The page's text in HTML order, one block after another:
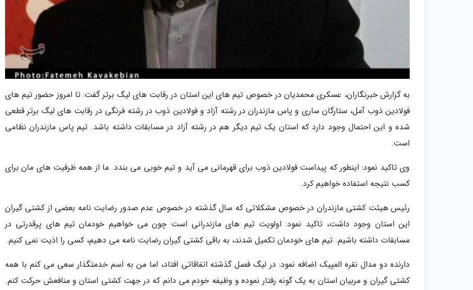
به گزارش خبرنگاران، عسکری محمدیان در خصوص تیم های این استان در رقابت های لیگ برتر گفت: تا امروز حضور تیم های
فولادین ذوب آمل، ستارگان ساری و پاس مازندران در رشته آزاد و فولادین ذوب در رشته فرنگی در رقابت های لیگ برتر قطعی
شده و این احتمال وجود دارد که استان یک تیم دیگر هم در رشته آزاد در مسابقات داشته باشد. تیم پاس مازندران نظامی
است.
وی تاکید نمود: اینطور که پیداست فولادین ذوب برای قهرمانی می آید و تیم خوبی می بندد. ما از همه ظرفیت های مان برای
کسب نتیجه استفاده خواهیم کرد.
رئیس هیئت کشتی مازندران در خصوص مشکلاتی که سال گذشته در خصوص عدم صدور رضایت نامه بعضی از کشتی گیران
این استان وجود داشت، تاکید نمود: اولویت تیم های مازندرانی است چون می خواهیم خودمان تیم های پرقدرتی در
مسابقات داشته باشیم. تیم های خودمان تکمیل شدند، به باقی کشتی گیران رضایت نامه می دهیم، کسی را اذیت نمی کنیم.
دارنده دو مدال نقره المپیک اضافه نمود: در لیگ فصل گذشته اتفاقاتی افتاد، اما من به اسم خدمتگذار سعی می کنم با همه
کشتی گیران و مربیان استان به یک گونه رفتار نموده و وظیفه خودم می دانم که در جهت کشتی استان و منافعش حرکت کنم.